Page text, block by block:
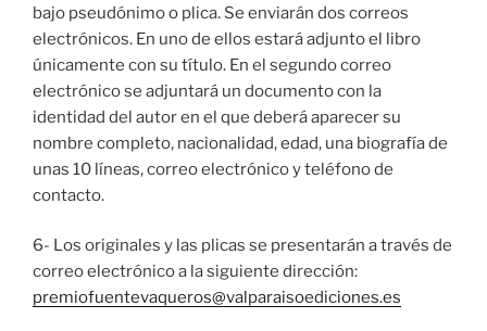
bajo pseudónimo o plica. Se enviarán dos correos
electrónicos. En uno de ellos estará adjunto el libro
únicamente con su título. En el segundo correo
electrónico se adjuntará un documento con la
identidad del autor en el que deberá aparecer su
nombre completo, nacionalidad, edad, una biografía de
unas 10 líneas, correo electrónico y teléfono de
contacto.
6- Los originales y las plicas se presentarán a través de
correo electrónico a la siguiente dirección:
premiofuentevaqueros@valparaisoediciones.es